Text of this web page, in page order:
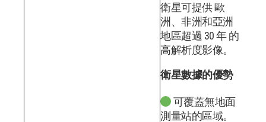
衛星可提供 歐
洲、非洲和亞洲
地區超過 30 年 的
高解析度影像。
衛星數據的優勢
可覆蓋無地面
測量站的區域。